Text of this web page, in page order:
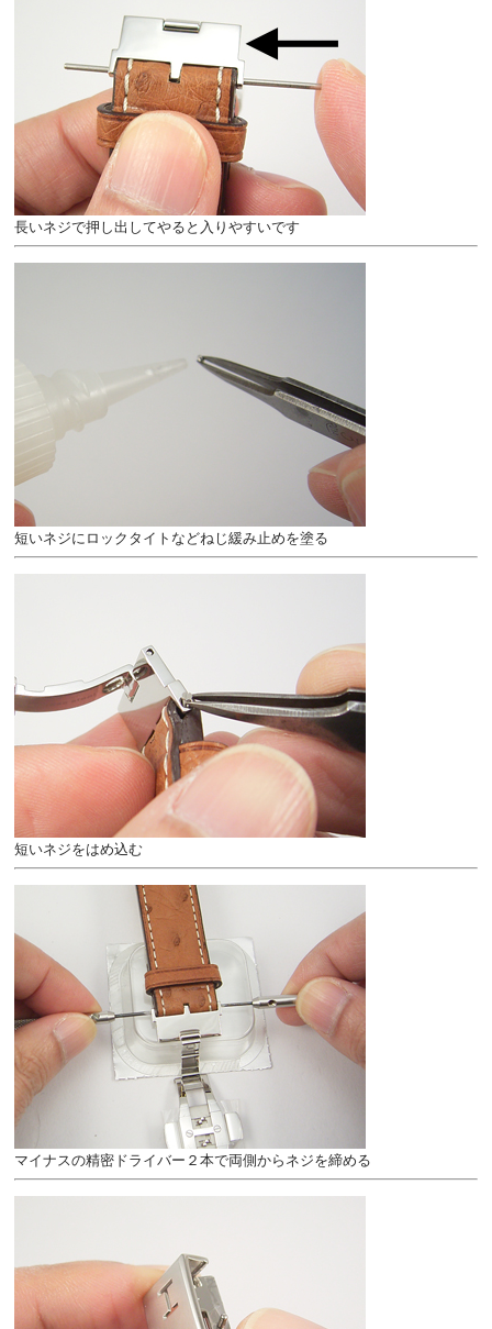
長いネジで押し出してやると入りやすいです
短いネジにロックタイトなどねじ緩み止めを塗る
短いネジをはめ込む
マイナスの精密ドライバー２本で両側からネジを締める